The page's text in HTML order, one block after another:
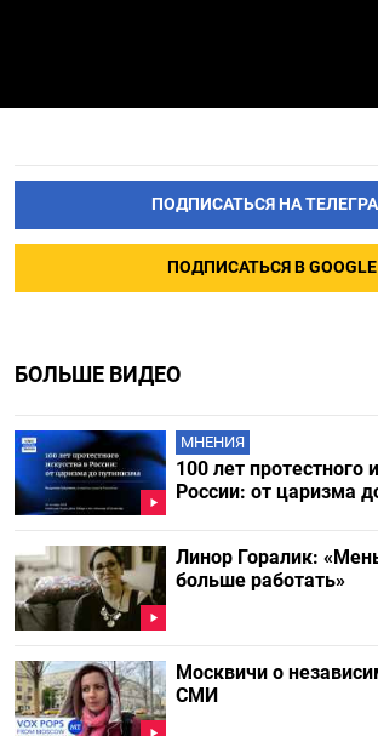
ПОДПИСАТЬСЯ НА
ПОДПИСАТЬСЯ В GOOGLE
БОЛЬШЕ ВИДЕО
МНЕНИЯ
100 лет протестного
России: от царизма
Линор Горалик:
больше работать»
Москвичи о
СМИ